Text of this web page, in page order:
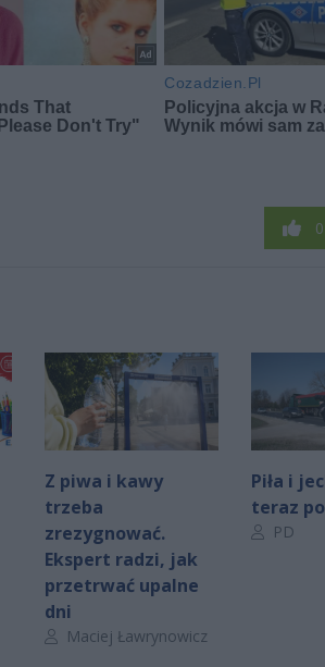
0
Z piwa i kawy
trzeba
zrezygnować.
Ekspert radzi, jak
przetrwać upalne
dni
Autor artykułu:
Maciej Ławrynowicz
Piła i
teraz
AutorPD